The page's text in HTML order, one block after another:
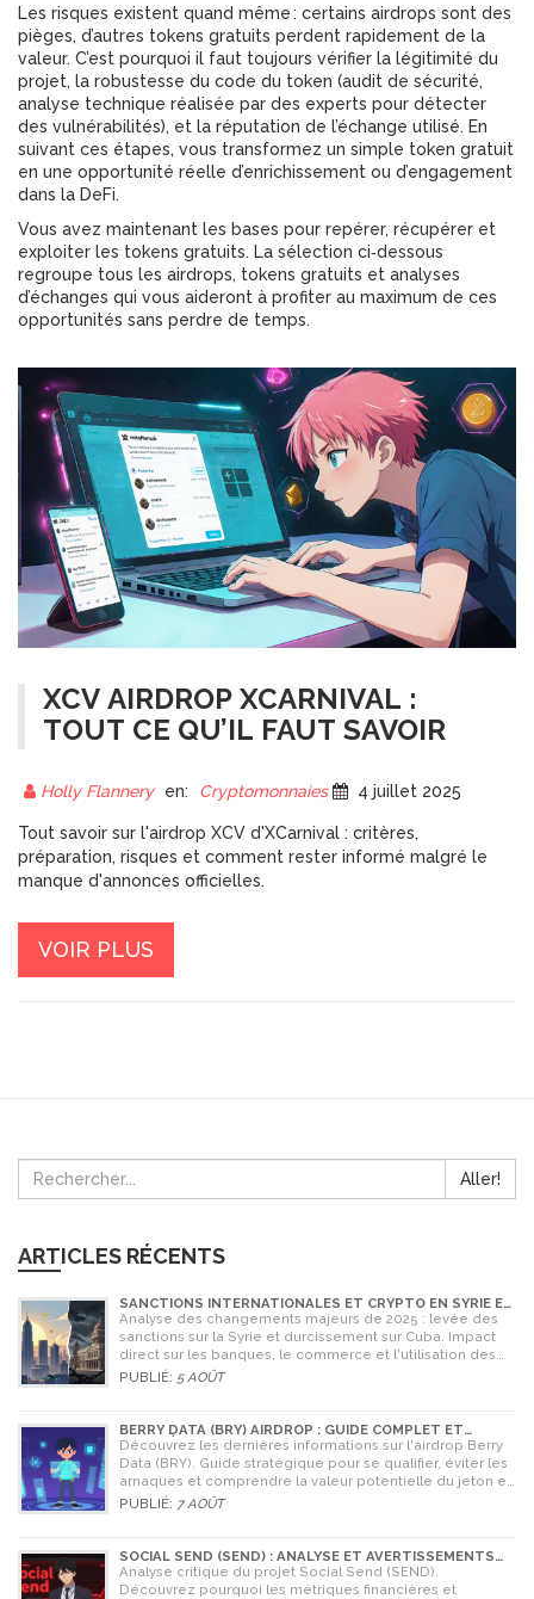
Les risques existent quand même : certains airdrops sont des
pièges, d’autres tokens gratuits perdent rapidement de la
valeur. C’est pourquoi il faut toujours vérifier la légitimité du
projet, la robustesse du code du token (audit de sécurité,
analyse technique réalisée par des experts pour détecter
des vulnérabilités), et la réputation de l’échange utilisé. En
suivant ces étapes, vous transformez un simple token gratuit
en une opportunité réelle d’enrichissement ou d’engagement
dans la DeFi.
Vous avez maintenant les bases pour repérer, récupérer et
exploiter les tokens gratuits. La sélection ci‑dessous
regroupe tous les airdrops, tokens gratuits et analyses
d’échanges qui vous aideront à profiter au maximum de ces
opportunités sans perdre de temps.
XCV AIRDROP XCARNIVAL :
TOUT CE QU’IL FAUT SAVOIR
Holly Flannery en: Cryptomonnaies 4 juillet 2025
Tout savoir sur l'airdrop XCV d'XCarnival : critères,
préparation, risques et comment rester informé malgré le
manque d'annonces officielles.
VOIR PLUS
Aller!
ARTICLES RÉCENTS
SANCTIONS INTERNATIONALES ET CRYPTO EN SYRIE ET
CUBA : L'IMPACT MAJEUR DE 2025
Analyse des changements majeurs de 2025 : levée des
sanctions sur la Syrie et durcissement sur Cuba. Impact
direct sur les banques, le commerce et l'utilisation des
cryptomonnaies comme Bitcoin.
PUBLIÉ: 5 AOÛT
BERRY DATA (BRY) AIRDROP : GUIDE COMPLET ET
STRATÉGIES POUR NE RIEN RATER
Découvrez les dernières informations sur l'airdrop Berry
Data (BRY). Guide stratégique pour se qualifier, éviter les
arnaques et comprendre la valeur potentielle du jeton en
2026.
PUBLIÉ: 7 AOÛT
SOCIAL SEND (SEND) : ANALYSE ET AVERTISSEMENTS
CRITIQUES POUR 2026
Analyse critique du projet Social Send (SEND).
Découvrez pourquoi les métriques financières et